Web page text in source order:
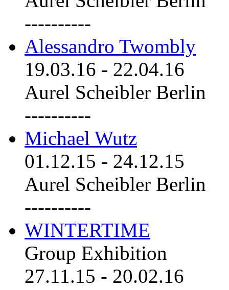
----------
Alessandro Twombly
19.03.16 - 22.04.16
Aurel Scheibler Berlin
----------
Michael Wutz
01.12.15 - 24.12.15
Aurel Scheibler Berlin
----------
WINTERTIME
Group Exhibition
27.11.15 - 20.02.16